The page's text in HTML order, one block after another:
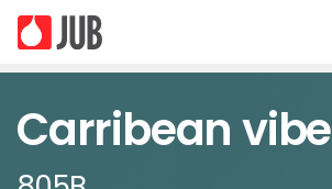
Carribean vibe